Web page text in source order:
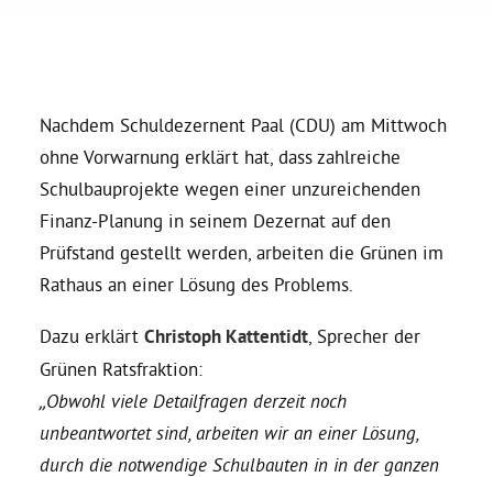
Robin Korte, MdL
Daniel Freund, MdEP
Grüne im Rathaus
Ratsfraktion
Nachdem Schuldezernent Paal (CDU) am Mittwoch
ohne Vorwarnung erklärt hat, dass zahlreiche
Schulbauprojekte wegen einer unzureichenden
Finanz-Planung in seinem Dezernat auf den
Prüfstand gestellt werden, arbeiten die Grünen im
Rathaus an einer Lösung des Problems.
Dazu erklärt Christoph Kattentidt , Sprecher der
Grünen Ratsfraktion:
„Obwohl viele Detailfragen derzeit noch
unbeantwortet sind, arbeiten wir an einer Lösung,
durch die notwendige Schulbauten in in der ganzen